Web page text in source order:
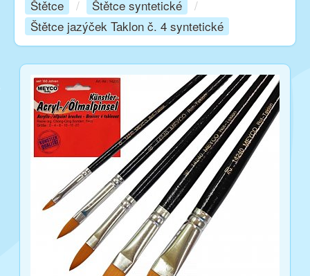
Techniky
Kontakt
Facebook
Štětce
/ Štětce syntetické
/
Štětce jazýček Taklon č. 4 syntetické